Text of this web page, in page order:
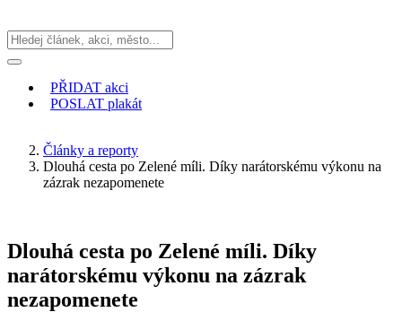
PŘIDAT akci
POSLAT plakát
Články a reporty
Dlouhá cesta po Zelené míli. Díky narátorskému výkonu na
zázrak nezapomenete
Dlouhá cesta po Zelené míli. Díky
narátorskému výkonu na zázrak
nezapomenete